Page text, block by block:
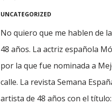
UNCATEGORIZED
No quiero que me hablen de
48 años. La actriz española
por la que fue nominada a
calle. La revista Semana
artista de 48 años con el